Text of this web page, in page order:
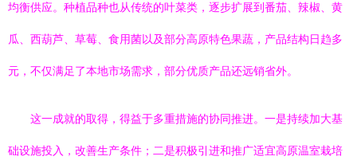
均衡供应。种植品种也从传统的叶菜类，逐步扩展到番茄、辣椒、黄
瓜、西葫芦、草莓、食用菌以及部分高原特色果蔬，产品结构日趋多
元，不仅满足了本地市场需求，部分优质产品还远销省外。
这一成就的取得，得益于多重措施的协同推进。一是持续加大基
础设施投入，改善生产条件；二是积极引进和推广适宜高原温室栽培